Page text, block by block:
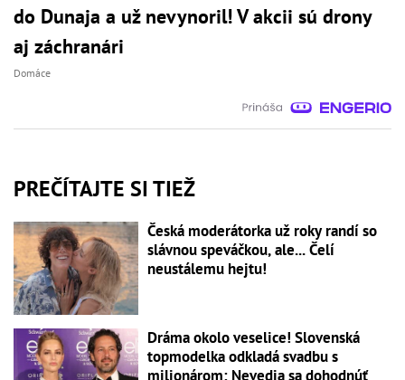
do Dunaja a už nevynoril! V akcii sú drony
aj záchranári
Domáce
PREČÍTAJTE SI TIEŽ
Česká moderátorka už roky randí so
slávnou speváčkou, ale... Čelí
neustálemu hejtu!
Dráma okolo veselice! Slovenská
topmodelka odkladá svadbu s
milionárom: Nevedia sa dohodnúť